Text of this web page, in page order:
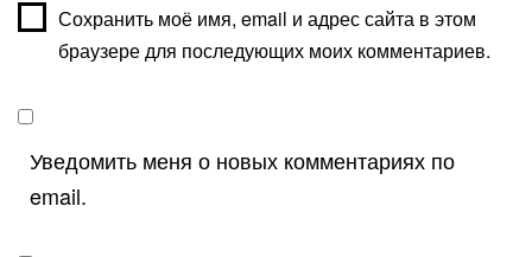
Сохранить моё имя, email и адрес сайта в этом
браузере для последующих моих комментариев.
Уведомить меня о новых комментариях по
email.